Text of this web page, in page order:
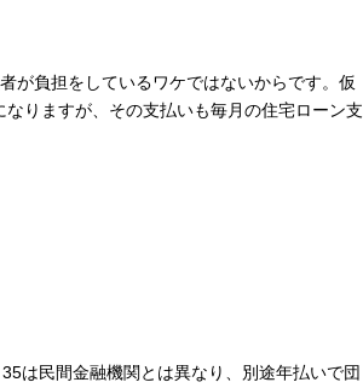
が負担をしているワケではないからです。仮
りますが、その支払いも毎月の住宅ローン支
は民間金融機関とは異なり、別途年払いで団